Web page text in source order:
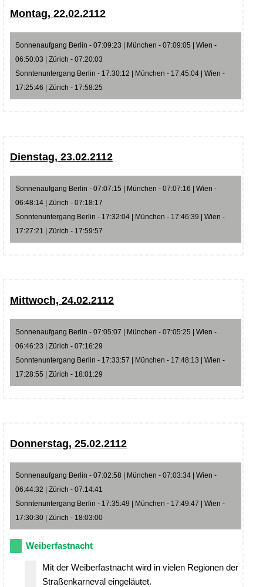
Montag, 22.02.2112
Sonnenaufgang Berlin - 07:09:23 | München - 07:09:05 | Wien -
06:50:03 | Zürich - 07:20:03
Sonntenuntergang Berlin - 17:30:12 | München - 17:45:04 | Wien -
17:25:46 | Zürich - 17:58:25
Dienstag, 23.02.2112
Sonnenaufgang Berlin - 07:07:15 | München - 07:07:16 | Wien -
06:48:14 | Zürich - 07:18:17
Sonntenuntergang Berlin - 17:32:04 | München - 17:46:39 | Wien -
17:27:21 | Zürich - 17:59:57
Mittwoch, 24.02.2112
Sonnenaufgang Berlin - 07:05:07 | München - 07:05:25 | Wien -
06:46:23 | Zürich - 07:16:29
Sonntenuntergang Berlin - 17:33:57 | München - 17:48:13 | Wien -
17:28:55 | Zürich - 18:01:29
Donnerstag, 25.02.2112
Sonnenaufgang Berlin - 07:02:58 | München - 07:03:34 | Wien -
06:44:32 | Zürich - 07:14:41
Sonntenuntergang Berlin - 17:35:49 | München - 17:49:47 | Wien -
17:30:30 | Zürich - 18:03:00
Weiberfastnacht
Mit der Weiberfastnacht wird in vielen Regionen der
Straßenkarneval eingeläutet.